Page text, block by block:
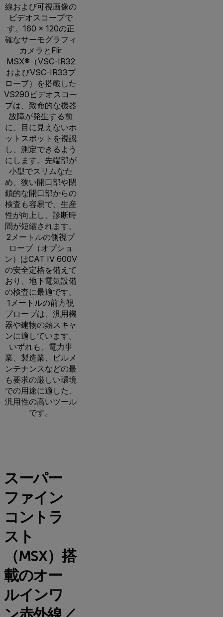
線および可視画像の
ビデオスコープで
す。160 × 120の正
確なサーモグラフィ
カメラとFlir
MSX®（VSC-IR32
およびVSC-IR33プ
ローブ）を搭載した
VS290ビデオスコー
プは、致命的な機器
故障が発生する前
に、目に見えないホ
ットスポットを視認
し、測定できるよう
にします。先端部が
小型でスリムなた
め、狭い開口部や閉
鎖的な開口部からの
検査も容易で、生産
性が向上し、診断時
間が短縮されます。
2メートルの側視プ
ローブ（オプショ
ン）はCAT IV 600V
の安全定格を備えて
おり、地下電気設備
の検査に最適です。
1メートルの前方視
プローブは、汎用機
器や建物の熱スキャ
ンに適しています。
いずれも、電力事
業、製造業、ビルメ
ンテナンスなどの最
も要求の厳しい環境
での用途に適した、
汎用性の高いツール
です。
スーパー
ファイン
コントラ
スト
（MSX）搭
載のオー
ルインワ